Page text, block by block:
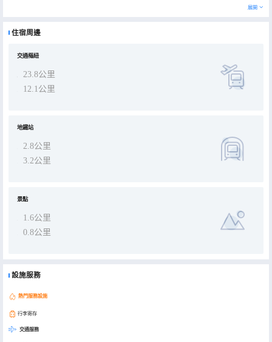
展開
住宿周邊
交通樞紐
23.8公里
12.1公里
地鐵站
2.8公里
3.2公里
景點
1.6公里
0.8公里
設施服務
熱門服務設施
行李寄存
交通服務